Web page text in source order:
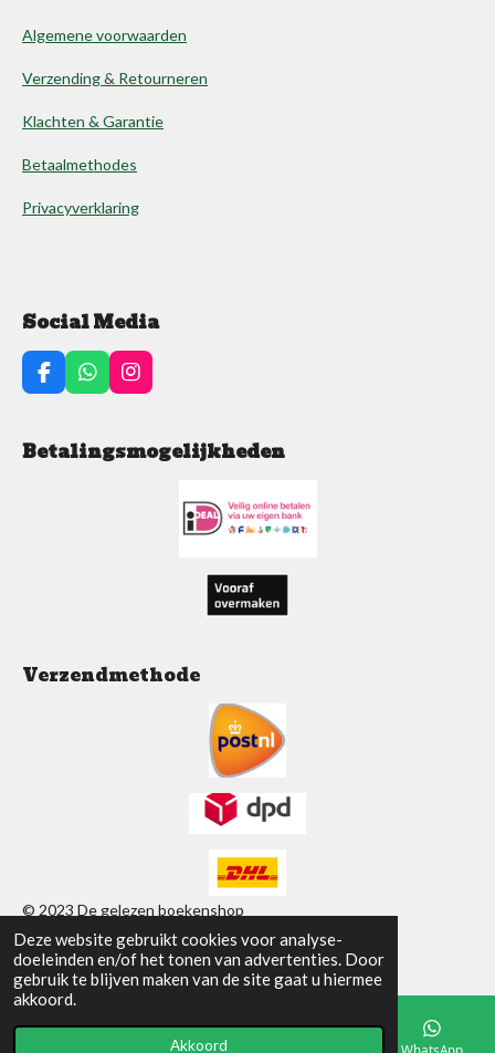
Deze website gebruikt cookies voor analyse-
doeleinden en/of het tonen van advertenties. Door
gebruik te blijven maken van de site gaat u hiermee
akkoord.
Akkoord
Algemene voorwaarden
Verzending & Retourneren
Klachten & Garantie
Betaalmethodes
Privacyverklaring
Social Media
F
a
e
b
W
h
t
s
I
n
a
Betalingsmogelijkheden
Verzendmethode
© 2023 De gelezen boekenshop
Powered byJouwWeb